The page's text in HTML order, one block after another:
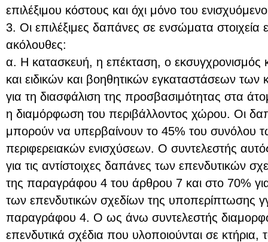
επιλέξιμου κόστους και όχι μόνο του
3. Οι επιλέξιμες δαπάνες σε ενσώματα στοιχεία
ακόλουθες:
α. Η κατασκευή, η επέκταση, ο εκσυγχρονισμός
και ειδικών και βοηθητικών εγκαταστάσεων των
για τη διασφάλιση της προσβασιμότητας στα
η διαμόρφωση του περιβάλλοντος χώρου. Οι
μπορούν να υπερβαίνουν το 45% του συνόλου
περιφερειακών ενισχύσεων. Ο συντελεστής
για τις αντίστοιχες δαπάνες των επενδυτικών
της παραγράφου 4 του άρθρου 7 και στο 70% για
των επενδυτικών σχεδίων της υποπερίπτωσης
παραγράφου 4. Ο ως άνω συντελεστής
επενδυτικά σχέδια που υλοποιούνται σε κτήρια,